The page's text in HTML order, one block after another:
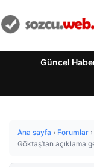
Güncel
Ana sayfa › Forumlar ›
Göktaş’tan açıklama